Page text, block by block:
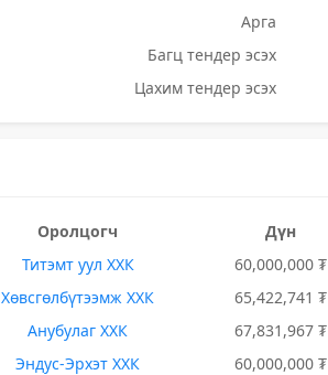
Арга
Багц тендер эсэх
Цахим тендер эсэх
Оролцогч Дүн
Титэмт уул ХХК 60,000,000 ₮
Хөвсгөлбүтээмж ХХК 65,422,741 ₮
Анубулаг ХХК 67,831,967 ₮
Эндус-Эрхэт ХХК 60,000,000 ₮